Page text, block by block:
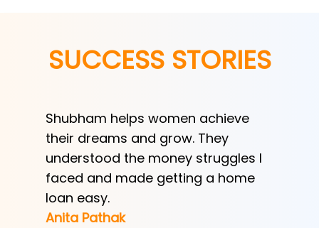
SUCCESS STORIES
Shubham helps women achieve
their dreams and grow. They
understood the money struggles I
faced and made getting a home
loan easy.
Anita Pathak